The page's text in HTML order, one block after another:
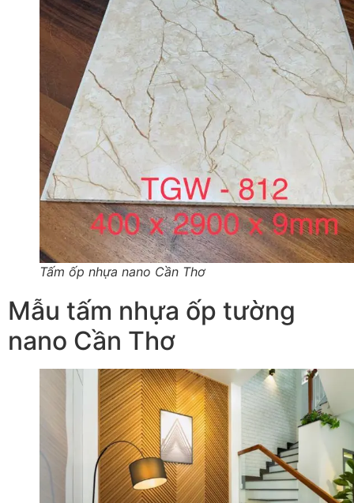
Tấm ốp nhựa nano Cần Thơ
Mẫu tấm nhựa ốp tường
nano Cần Thơ